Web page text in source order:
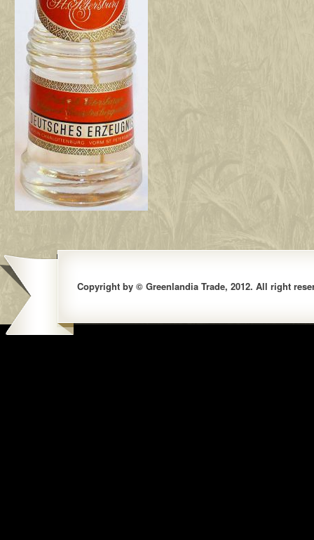
Copyright by © Greenlandia Trade, 2012. All right